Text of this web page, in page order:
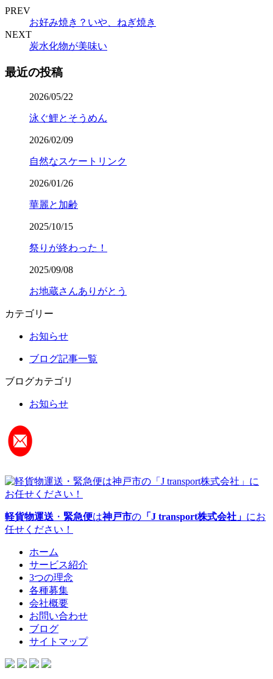
PREV
お好み焼き？いや、ねぎ焼き
NEXT
炭水化物が美味い
最近の投稿
2026/05/22
泳ぐ鯉とそうめん
2026/02/09
自然なスケートリンク
2026/01/26
華麗と加齢
2025/10/15
祭りが終わった！
2025/09/08
お地蔵さんありがとう
カテゴリー
お知らせ
ブログ記事一覧
ブログカテゴリ
お知らせ
軽貨物運送 ・ 緊急便は神戸市の 「J transport株式会社」 にお
任せください！
ホーム
サービス紹介
3つの理念
各種募集
会社概要
お問い合わせ
ブログ
サイトマップ